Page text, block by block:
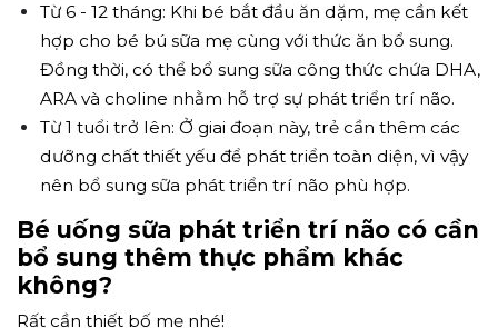
Từ 6 - 12 tháng: Khi bé bắt đầu ăn dặm, mẹ cần kết
hợp cho bé bú sữa mẹ cùng với thức ăn bổ sung.
Đồng thời, có thể bổ sung sữa công thức chứa DHA,
ARA và choline nhằm hỗ trợ sự phát triển trí não.
Từ 1 tuổi trở lên: Ở giai đoạn này, trẻ cần thêm các
dưỡng chất thiết yếu để phát triển toàn diện, vì vậy
nên bổ sung sữa phát triển trí não phù hợp.
Bé uống sữa phát triển trí não có cần
bổ sung thêm thực phẩm khác
không?
Rất cần thiết bố mẹ nhé!